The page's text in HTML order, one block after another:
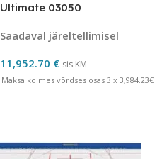
Ultimate 03050
Saadaval järeltellimisel
11,952.70 € sis.KM
Maksa kolmes võrdses osas 3 x 3,984.23€